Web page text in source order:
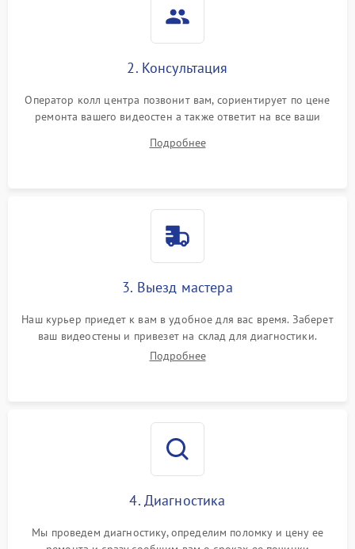
2. Консультация
Оператор колл центра позвонит вам, сориентирует по цене
ремонта вашего видеостен а также ответит на все ваши
Подробнее
3. Выезд мастера
Наш курьер приедет к вам в удобное для вас время. Заберет
ваш видеостены и привезет на склад для диагностики.
Подробнее
4. Диагностика
Мы проведем диагностику, определим поломку и цену ее